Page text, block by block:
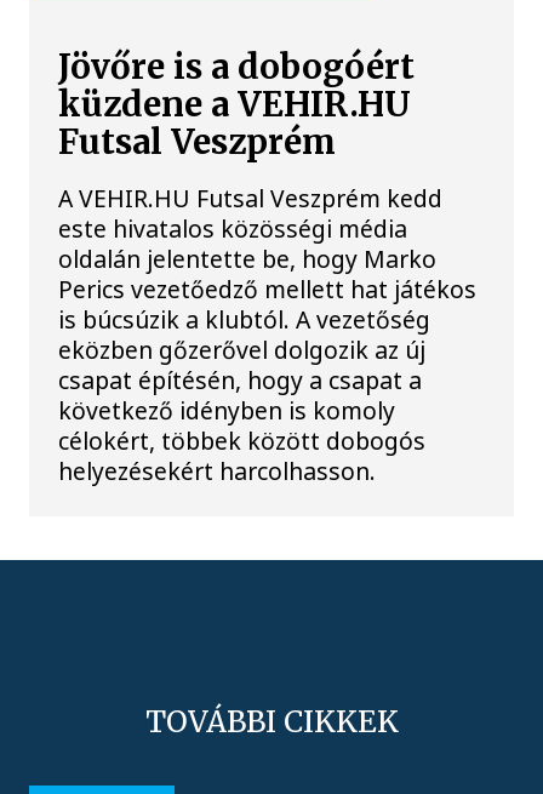
Jövőre is a dobogóért
küzdene a VEHIR.HU
Futsal Veszprém
A VEHIR.HU Futsal Veszprém kedd
este hivatalos közösségi média
oldalán jelentette be, hogy Marko
Perics vezetőedző mellett hat játékos
is búcsúzik a klubtól. A vezetőség
eközben gőzerővel dolgozik az új
csapat építésén, hogy a csapat a
következő idényben is komoly
célokért, többek között dobogós
helyezésekért harcolhasson.
TOVÁBBI CIKKEK